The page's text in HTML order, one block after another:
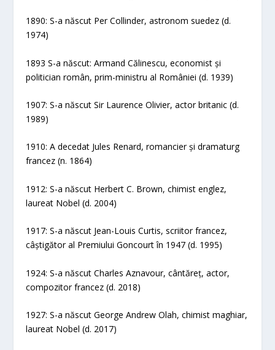
1890: S-a născut Per Collinder, astronom suedez (d.
1974)
1893 S-a născut: Armand Călinescu, economist și
politician român, prim-ministru al României (d. 1939)
1907: S-a născut Sir Laurence Olivier, actor britanic (d.
1989)
1910: A decedat Jules Renard, romancier și dramaturg
francez (n. 1864)
1912: S-a născut Herbert C. Brown, chimist englez,
laureat Nobel (d. 2004)
1917: S-a născut Jean-Louis Curtis, scriitor francez,
câștigător al Premiului Goncourt în 1947 (d. 1995)
1924: S-a născut Charles Aznavour, cântăreț, actor,
compozitor francez (d. 2018)
1927: S-a născut George Andrew Olah, chimist maghiar,
laureat Nobel (d. 2017)